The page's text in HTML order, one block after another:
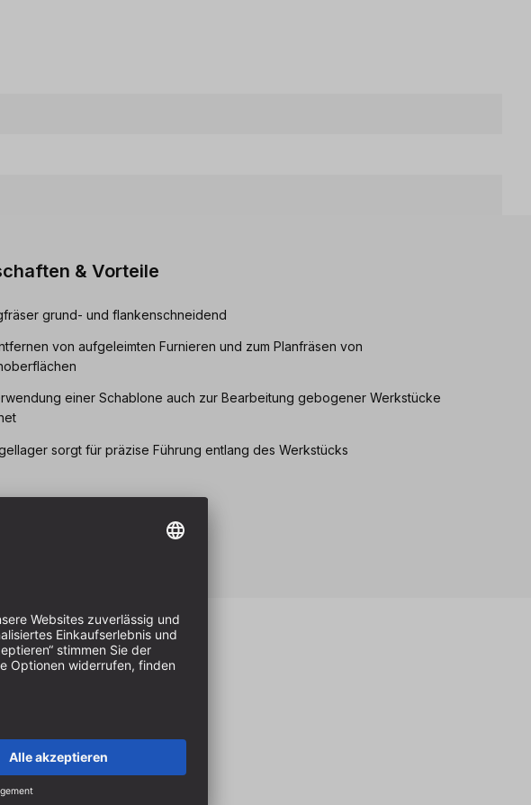
& Vorteile
grund- und flankenschneidend
von aufgeleimten Furnieren und zum Planfräsen von
einer Schablone auch zur Bearbeitung gebogener Werkstücke
sorgt für präzise Führung entlang des Werkstücks